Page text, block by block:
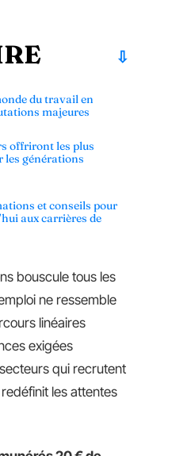
du travail en
majeures
offriront les plus
les générations
et conseils pour
aux carrières de
bouscule tous les
ne ressemble
linéaires
exigées
qui recrutent
les attentes